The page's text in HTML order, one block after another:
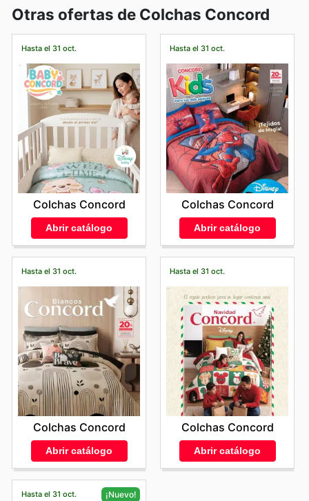
Otras ofertas de Colchas Concord
Hasta el 31 oct.
Colchas Concord
Abrir catálogo
Hasta el 31 oct.
Colchas Concord
Abrir catálogo
Hasta el 31 oct.
Colchas Concord
Abrir catálogo
Hasta el 31 oct.
Colchas Concord
Abrir catálogo
Hasta el 31 oct. ¡Nuevo!